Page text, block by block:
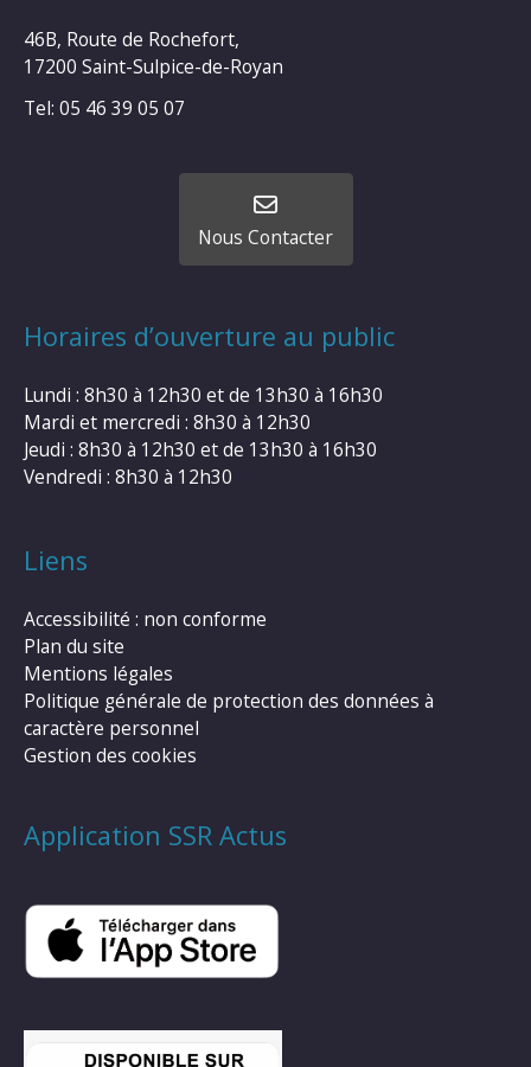
46B, Route de Rochefort,
17200 Saint-Sulpice-de-Royan
Tel: 05 46 39 05 07
Nous Contacter
Horaires d’ouverture au public
Lundi : 8h30 à 12h30 et de 13h30 à 16h30
Mardi et mercredi : 8h30 à 12h30
Jeudi : 8h30 à 12h30 et de 13h30 à 16h30
Vendredi : 8h30 à 12h30
Liens
Accessibilité : non conforme
Plan du site
Mentions légales
Politique générale de protection des données à
caractère personnel
Gestion des cookies
Application SSR Actus